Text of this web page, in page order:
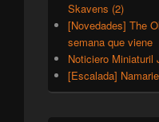
Skavens (2)
[Novedades] The
semana que viene
Noticiero Miniaturil
[Escalada]